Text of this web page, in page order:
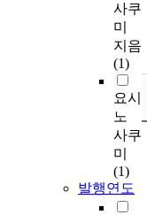
사쿠
미
지음
(1)
요시
노
사쿠
미
(1)
발행연도